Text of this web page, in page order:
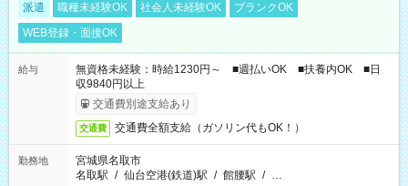
派遣 職種未経験OK 社会人未経験OK
ブランクOK
WEB登録・面接OK
給与
無資格未経験：時給1230円～ ■週払いOK ■扶養内OK ■日
収9840円以上
交通費別途支給あり
交通費 交通費全額支給（ガソリン代もOK！）
勤務地
宮城県名取市
名取駅 / 仙台空港(鉄道)駅 / 館腰駅 / …